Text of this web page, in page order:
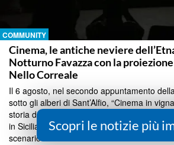
COMMUNITY
Cinema, le antiche neviere
Notturno Favazza con la
Nello Correale
Il 6 agosto, nel secondo appuntamento
sotto gli alberi di Sant’Alfio, “Cinema in
storia del principe Francesco Alliata,
in Sicilia. Un incontro con la memoria e i
scenario natura...
Scopri le notizie più